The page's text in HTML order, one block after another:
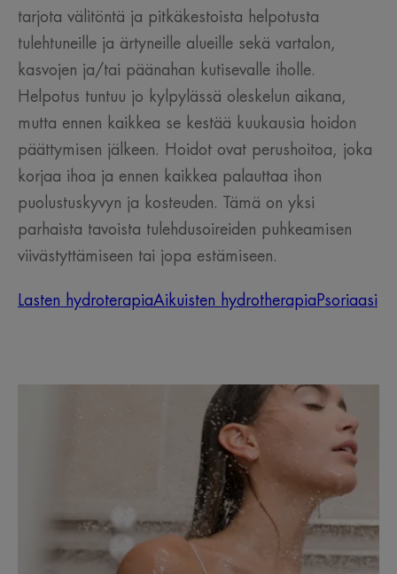
tarjota välitöntä ja pitkäkestoista helpotusta
tulehtuneille ja ärtyneille alueille sekä vartalon,
kasvojen ja/tai päänahan kutisevalle iholle.
Helpotus tuntuu jo kylpylässä oleskelun aikana,
mutta ennen kaikkea se kestää kuukausia hoidon
päättymisen jälkeen. Hoidot ovat perushoitoa, joka
korjaa ihoa ja ennen kaikkea palauttaa ihon
puolustuskyvyn ja kosteuden. Tämä on yksi
parhaista tavoista tulehdusoireiden puhkeamisen
viivästyttämiseen tai jopa estämiseen.
Lasten hydroterapiaAikuisten hydrotherapia Psoriaasi